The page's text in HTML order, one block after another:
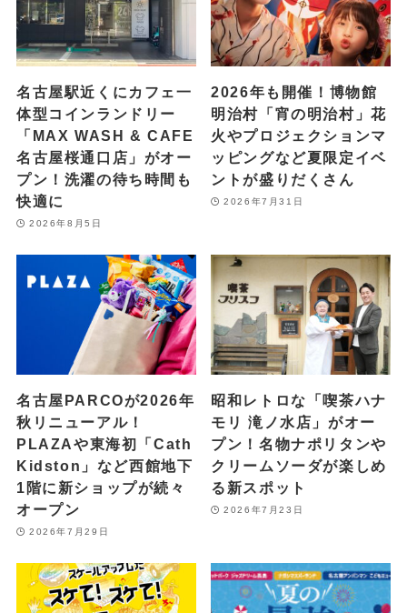
名古屋駅近くにカフェ一
体型コインランドリー
「MAX WASH & CAFE
名古屋桜通口店」がオー
プン！洗濯の待ち時間も
快適に
2026年8月5日
2026年も開催！博物館
明治村「宵の明治村」花
火やプロジェクションマ
ッピングなど夏限定イベ
ントが盛りだくさん
2026年7月31日
名古屋PARCOが2026年
秋リニューアル！
PLAZAや東海初「Cath
Kidston」など西館地下
1階に新ショップが続々
オープン
2026年7月29日
昭和レトロな「喫茶ハナ
モリ 滝ノ水店」がオー
プン！名物ナポリタンや
クリームソーダが楽しめ
る新スポット
2026年7月23日